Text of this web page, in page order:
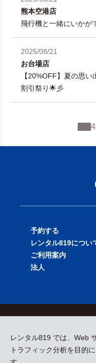
熊本空港店
飛行機と一緒にいかが
2025/08/21
お台場店
【20%OFF】夏の思
割引祭り🌟彡
レンタル819 では、Web
トラフィック分析を目的
予約する
バイクを探す
店舗を探す
レンタル819につい
料金表
ご利用案内
法人
採用情報